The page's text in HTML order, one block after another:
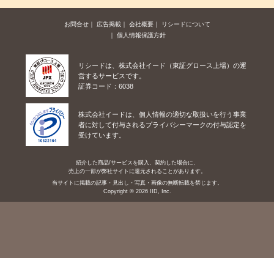
お問合せ 広告掲載 会社概要
リシードについて
個人情報保護方針
リシードは、株式会社イード（東証グロース上場）の運
営するサービスです。
証券コード：6038
株式会社イードは、個人情報の適切な取扱いを行う事業
者に対して付与されるプライバシーマークの付与認定を
受けています。
紹介した商品/サービスを購入、契約した場合に、
売上の一部が弊社サイトに還元されることがあります。
当サイトに掲載の記事・見出し・写真・画像の無断転載を禁じます。
Copyright © 2026 IID, Inc.